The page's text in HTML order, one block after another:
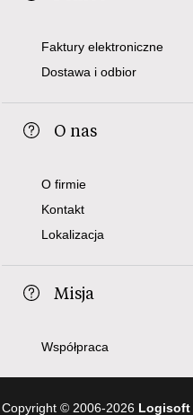
Faktury elektroniczne
Dostawa i odbior
O nas
O firmie
Kontakt
Lokalizacja
Misja
Współpraca
Copyright © 2006-2026 Logisoft